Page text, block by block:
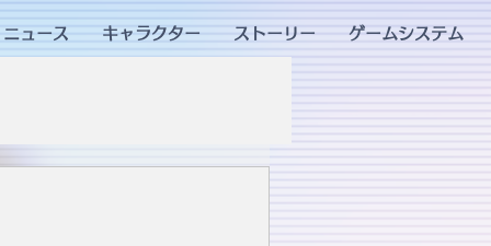
ニュース キャラクター ストーリー ゲームシステム